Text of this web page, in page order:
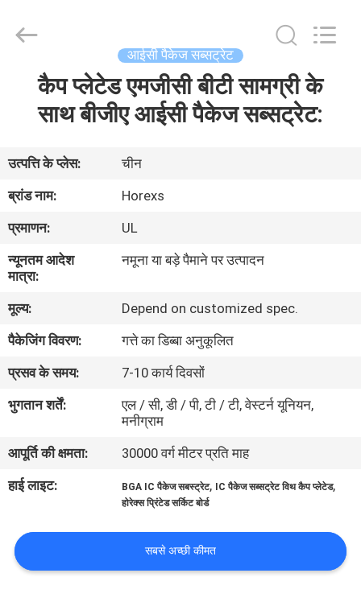
हमारे
बारे
कारखाना
भ्रमण
गुणवत्ता
नियंत्रण
संपर्क
करें
समाचार
Co.,Ltd..
आईसी पैकेज सब्सट्रेट
कैप प्लेटेड एमजीसी बीटी सामग्री के
साथ बीजीए आईसी पैकेज सब्सट्रेट:
उत्पत्ति के प्लेस:
चीन
ब्रांड नाम:
Horexs
प्रमाणन:
UL
न्यूनतम आदेश
मात्रा:
नमूना या बड़े पैमाने पर उत्पादन
मूल्य:
Depend on customized spec.
पैकेजिंग विवरण:
गत्ते का डिब्बा अनुकूलित
प्रसव के समय:
7-10 कार्य दिवसों
भुगतान शर्तें:
एल / सी, डी / पी, टी / टी, वेस्टर्न यूनियन,
मनीग्राम
आपूर्ति की क्षमता:
30000 वर्ग मीटर प्रति माह
हाई लाइट:
BGA IC पैकेज सबस्ट्रेट, IC पैकेज सब्सट्रेट विथ कैप प्लेटेड,
होरेक्स प्रिंटेड सर्किट बोर्ड
सबसे अच्छी कीमत